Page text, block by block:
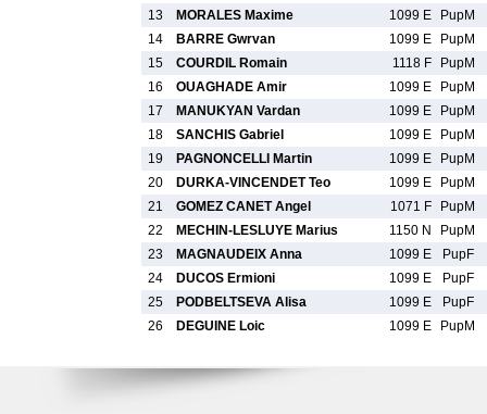
13
MORALES Maxime 1099 E
PupM
14
BARRE Gwrvan 1099 E
PupM
15
COURDIL Romain 1118 F
PupM
16
OUAGHADE Amir 1099 E
PupM
17
MANUKYAN Vardan 1099 E
PupM
18
SANCHIS Gabriel 1099 E
PupM
19
PAGNONCELLI Martin 1099 E
PupM
20
DURKA-VINCENDET Teo 1099 E
PupM
21
GOMEZ CANET Angel 1071 F
PupM
22
MECHIN-LESLUYE Marius 1150 N
PupM
23
MAGNAUDEIX Anna 1099 E
PupF
24
DUCOS Ermioni 1099 E
PupF
25
PODBELTSEVA Alisa 1099 E
PupF
26
DEGUINE Loic 1099 E PupM